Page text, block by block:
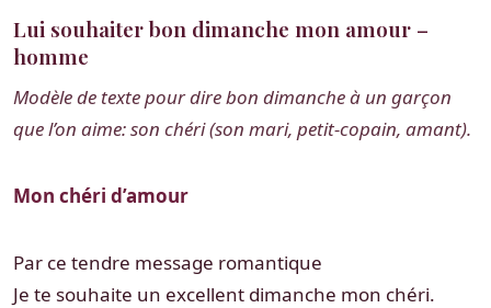
Lui souhaiter bon dimanche mon amour –
homme
Modèle de texte pour dire bon dimanche à un garçon
que l’on aime: son chéri (son mari, petit-copain, amant).
Mon chéri d’amour
Par ce tendre message romantique
Je te souhaite un excellent dimanche mon chéri.